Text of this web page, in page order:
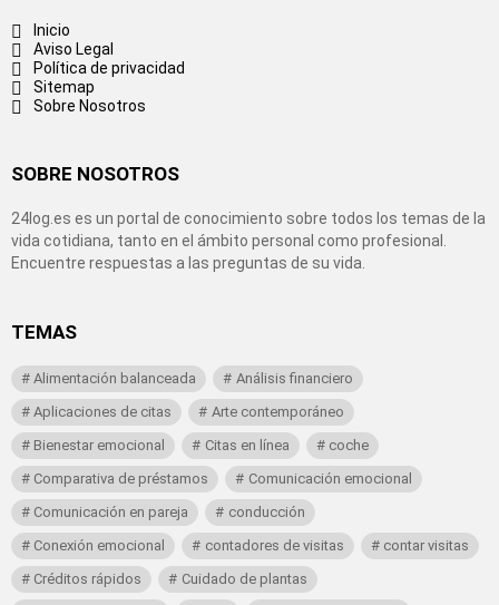
Inicio
Aviso Legal
Política de privacidad
Sitemap
Sobre Nosotros
SOBRE NOSOTROS
24log.es es un portal de conocimiento sobre todos los temas de la
vida cotidiana, tanto en el ámbito personal como profesional.
Encuentre respuestas a las preguntas de su vida.
TEMAS
Alimentación balanceada
Análisis financiero
Aplicaciones de citas
Arte contemporáneo
Bienestar emocional
Citas en línea
coche
Comparativa de préstamos
Comunicación emocional
Comunicación en pareja
conducción
Conexión emocional
contadores de visitas
contar visitas
Créditos rápidos
Cuidado de plantas